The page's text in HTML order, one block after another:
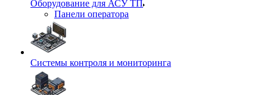
Оборудование для АСУ ТП
Панели оператора
Системы контроля и мониторинга